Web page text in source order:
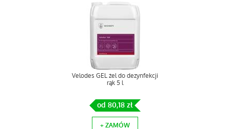
Velodes GEL żel do dezynfekcji
rąk 5 l
od 80,18 zł
+ ZAMÓW